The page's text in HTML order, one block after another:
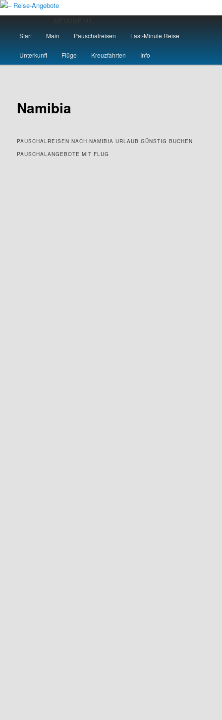
Zum
primären
springen– Reise-Angebote
Start Main Pauschalreisen Last-Minute Reise
Unterkunft Flüge Kreuzfahrten Info
Namibia
PAUSCHALREISEN NACH NAMIBIA URLAUB GÜNSTIG BUCHEN
PAUSCHALANGEBOTE MIT FLUG